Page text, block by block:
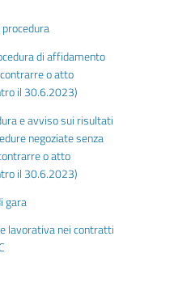
di affidamento
o atto
il 30.6.2023)
e avviso sui risultati
negoziate senza
o atto
il 30.6.2023)
gara
lavorativa nei contratti